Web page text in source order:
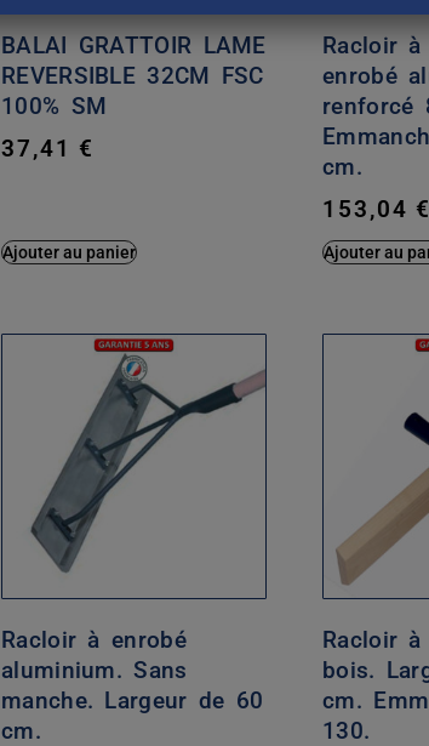
BALAI GRATTOIR LAME
REVERSIBLE 32CM FSC
100% SM
37,41 €
Ajouter au panier
Racloir
enrobé
renforcé
cm.
153,04 €
Ajouter au
Racloir à enrobé
aluminium. Sans
manche. Largeur de 60
cm.
Racloir
bois.
cm.
130.